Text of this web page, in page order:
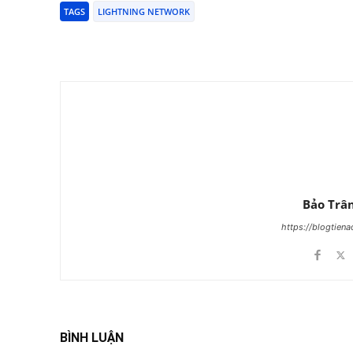
TAGS LIGHTNING NETWORK
Bảo
https://
BÌNH LUẬN